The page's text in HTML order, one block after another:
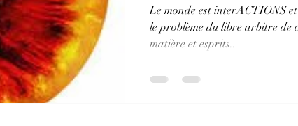
Le monde est interACTIONS
le problème du libre arbitre de
matière et esprits..